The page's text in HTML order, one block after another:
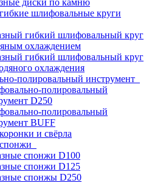
диски по камню
шлифовальные круги
гибкий шлифовальный круг
охлаждением
гибкий шлифовальный круг
охлаждения
полировальный инструмент
полировальный
D250
полировальный
BUFF
и свёрла
спонжи D100
спонжи D125
спонжы D250